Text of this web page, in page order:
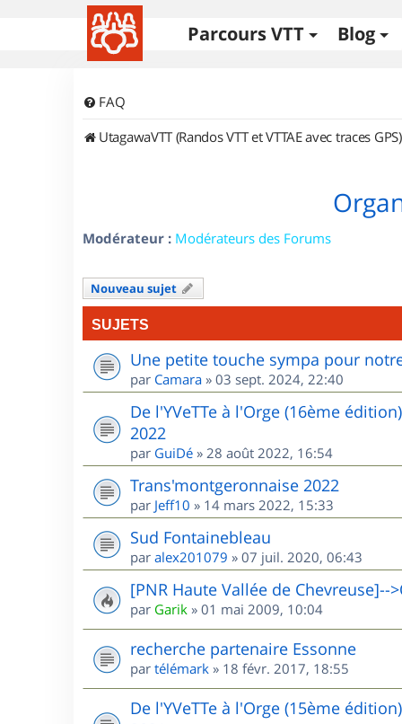
Parcours VTT Blog
FAQ
UtagawaVTT (Randos VTT et VTTAE avec traces GPS)
Modérateur : Modérateurs des Forums
Nouveau sujet
SUJETS
Une petite touche sympa pour
par Camara » 03 sept. 2024, 22:40
De l'YVeTTe à l'Orge (16ème
2022
par GuiDé » 28 août 2022, 16:54
Trans'montgeronnaise 2022
par Jeff10 » 14 mars 2022, 15:33
Sud Fontainebleau
par alex201079 » 07 juil. 2020, 06:43
[PNR Haute Vallée de
par Garik » 01 mai 2009, 10:04
recherche partenaire Essonne
par télémark » 18 févr. 2017, 18:55
De l'YVeTTe à l'Orge (15ème